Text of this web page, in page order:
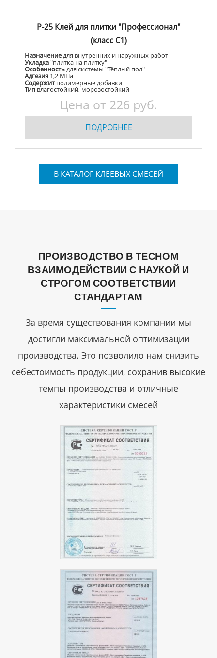
Р-25 Клей для плитки "Профессионал"
(класс С1)
Назначениедля внутренних и наружных работ
Укладка"плитка на плитку"
Особенностьдля системы "Тёплый пол"
Адгезия 1,2 МПа
Содержитполимерные добавки
Тип влагостойкий, морозостойкий
Цена от 226 руб.
ПОДРОБНЕЕ
В КАТАЛОГ КЛЕЕВЫХ СМЕСЕЙ
ПРОИЗВОДСТВО В ТЕСНОМ
ВЗАИМОДЕЙСТВИИ С НАУКОЙ И
СТРОГОМ СООТВЕТСТВИИ
СТАНДАРТАМ
За время существования компании мы
достигли максимальной оптимизации
производства. Это позволило нам снизить
себестоимость продукции, сохранив высокие
темпы производства и отличные
характеристики смесей